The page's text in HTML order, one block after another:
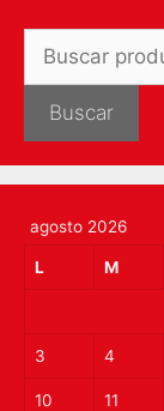
por:
Buscar
agosto 2026
L M
3 4
10 11